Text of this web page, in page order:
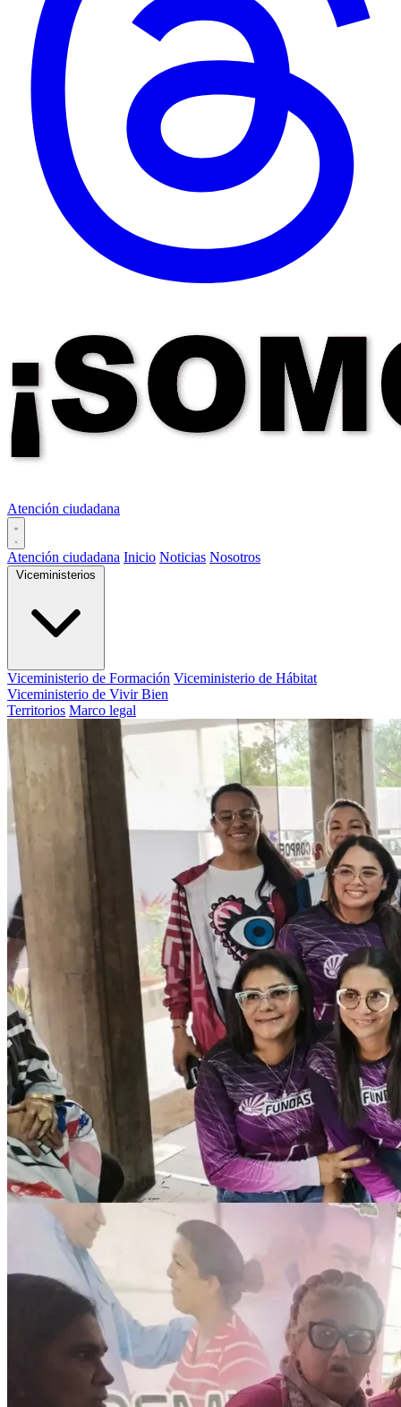
Atención ciudadana
Atención ciudadana Inicio Noticias Nosotros
Viceministerios
Viceministerio de Formación Viceministerio de Hábitat
Viceministerio de Vivir Bien
Territorios Marco legal